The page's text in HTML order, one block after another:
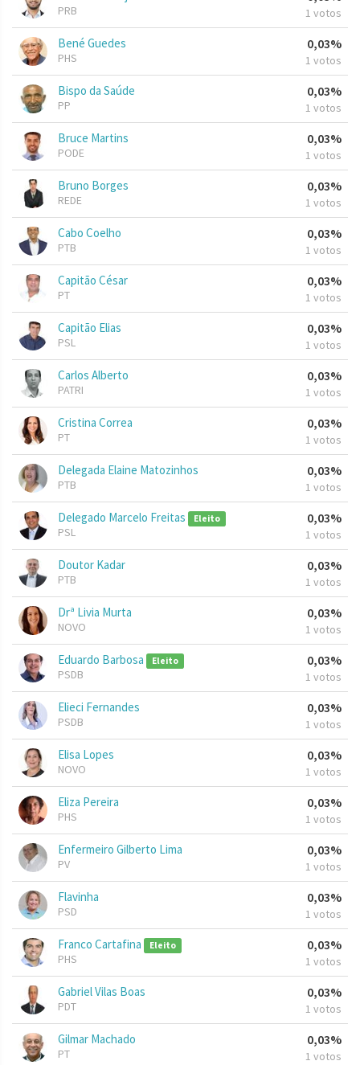
PRB 1 votos
Bené Guedes
PHS
0,03%
1 votos
Bispo da Saúde
PP
0,03%
1 votos
Bruce Martins
PODE
0,03%
1 votos
Bruno Borges
REDE
0,03%
1 votos
Cabo Coelho
PTB
0,03%
1 votos
Capitão César
PT
0,03%
1 votos
Capitão Elias
PSL
0,03%
1 votos
Carlos Alberto
PATRI
0,03%
1 votos
Cristina Correa
PT
0,03%
1 votos
Delegada Elaine Matozinhos
PTB
0,03%
1 votos
Delegado Marcelo Freitas Eleito
PSL
0,03%
1 votos
Doutor Kadar
PTB
0,03%
1 votos
Drª Livia Murta
NOVO
0,03%
1 votos
Eduardo Barbosa Eleito
PSDB
0,03%
1 votos
Elieci Fernandes
PSDB
0,03%
1 votos
Elisa Lopes
NOVO
0,03%
1 votos
Eliza Pereira
PHS
0,03%
1 votos
Enfermeiro Gilberto Lima
PV
0,03%
1 votos
Flavinha
PSD
0,03%
1 votos
Franco Cartafina Eleito
PHS
0,03%
1 votos
Gabriel Vilas Boas
PDT
0,03%
1 votos
Gilmar Machado
PT
0,03%
1 votos